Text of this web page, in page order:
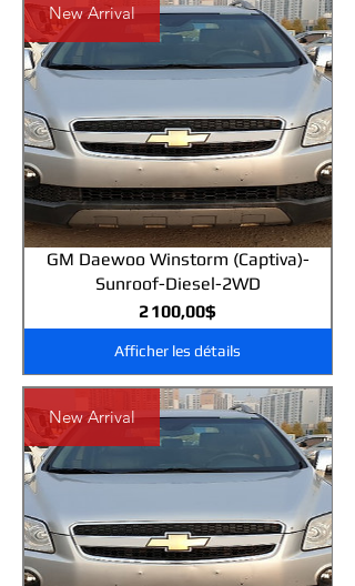
New Arrival
GM Daewoo Winstorm (Captiva)-
Sunroof-Diesel-2WD
2 100,00$Prix
Afficher les détails
New Arrival